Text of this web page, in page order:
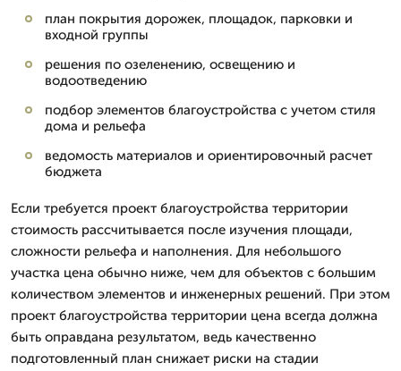
план покрытия дорожек, площадок, парковки и
входной группы
решения по озеленению, освещению и
водоотведению
подбор элементов благоустройства с учетом стиля
дома и рельефа
ведомость материалов и ориентировочный расчет
бюджета
Если требуется проект благоустройства территории
стоимость рассчитывается после изучения площади,
сложности рельефа и наполнения. Для небольшого
участка цена обычно ниже, чем для объектов с большим
количеством элементов и инженерных решений. При этом
проект благоустройства территории цена всегда должна
быть оправдана результатом, ведь качественно
подготовленный план снижает риски на стадии